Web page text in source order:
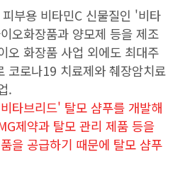
부용 비타민C 신물질인 '비타
오화장품과 양모제 등을 제조
오 화장품 사업 외에도 최대주
코로나19 치료제와 췌장암치료
.
타브리드' 탈모 샴푸를 개발해
제약과 탈모 관리 제품 등을
을 공급하기 때문에 탈모 샴푸